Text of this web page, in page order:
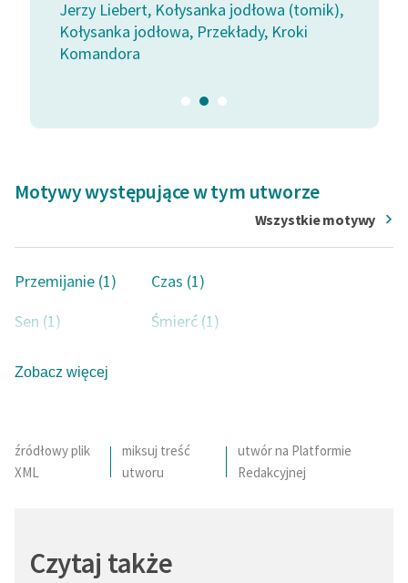
Studiował polonistykę na Wydziale Filozofii
Uniwersytetu Warszawskiego, ale ukończenie studiów
uniemożliwiła mu gruźlica i kłopoty materialne. Dzięki
Zmarł w Warszawie w wieku 27 lat.
Jerzy Liebert, Kołysanka jodłowa (tomik),
Kołysanka jodłowa, Przekłady, Kroki
Komandora
Jerzy
Motywy występujące w tym utworze
Wszystkie motywy
Przemijanie (1)
Czas (1)
Sen (1)
Śmierć (1)
Zdrada (1)
Sąd Ostateczny (1)
Świt (1)
Zobacz więcej
źródłowy plik
XML
miksuj treść
utworu
utwór na Platformie
Redakcyjnej
Czytaj także